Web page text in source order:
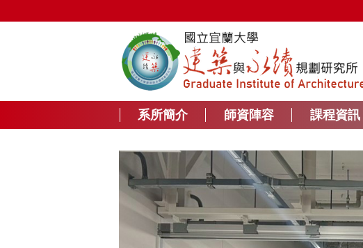
到
系所簡介 師資陣容 課程資訊